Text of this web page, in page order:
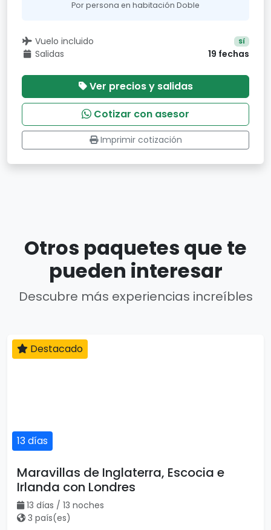
Por persona en habitación Doble
Vuelo incluido Sí
Salidas 19 fechas
Ver precios y salidas
Cotizar con asesor
Imprimir cotización
Otros paquetes que te
pueden interesar
Descubre más experiencias increíbles
13 días
Destacado
Maravillas de Inglaterra, Escocia e
Irlanda con Londres
13 días / 13 noches
3 país(es)